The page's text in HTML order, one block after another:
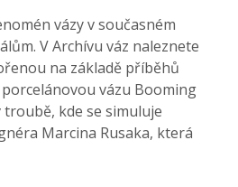
vázy v současném
V Archívu váz naleznete
na základě příběhů
vázu Booming
troubě, kde se simuluje
Marcina Rusaka, která